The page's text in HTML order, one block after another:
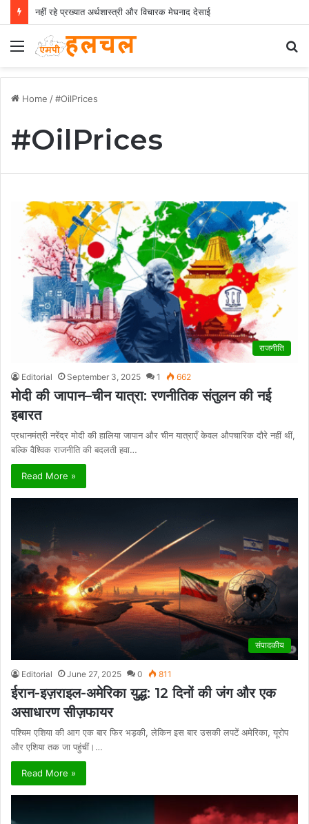
नहीं रहे प्रख्यात अर्थशास्त्री और विचारक मेघनाद देसाई
Menu
Home /#OilPrices
#OilPrices
राजनीति
Editorial September 3, 2025 1 662
मोदी की जापान–चीन यात्रा: रणनीतिक संतुलन की नई
इबारत
प्रधानमंत्री नरेंद्र मोदी की हालिया जापान और चीन यात्राएँ केवल औपचारिक दौरे नहीं थीं,
बल्कि वैश्विक राजनीति की बदलती हवा…
Read More »
संपादकीय
Editorial June 27, 2025 0 811
ईरान-इज़राइल-अमेरिका युद्ध: 12 दिनों की जंग और एक
असाधारण सीज़फायर
पश्चिम एशिया की आग एक बार फिर भड़की, लेकिन इस बार उसकी लपटें अमेरिका, यूरोप
और एशिया तक जा पहुंचीं।…
Read More »